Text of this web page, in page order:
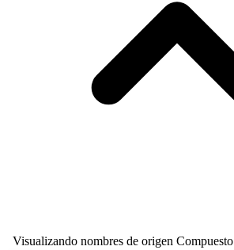
Visualizando nombres de origen Compuesto